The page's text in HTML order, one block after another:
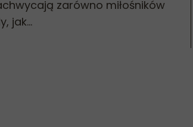
zarówno miłośników
jak...